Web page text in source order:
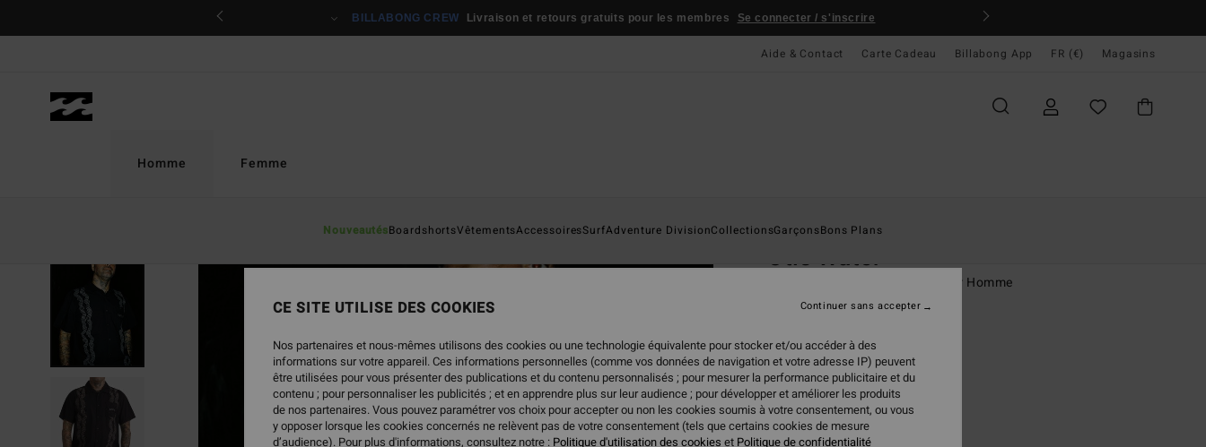
BILLABONG CREW Livraison et retours gratuits pour les membres Se connecter / s'inscrire
Aide & Contact Carte Cadeau Billabong App FR (€) Magasins
Homme
NouveautésBoardshortsVêtementsAccessoiresSurfAdventure DivisionCollectionsGarçonsBons Plans
Femme
RUPTURE DE STOCK
Otis Water
Chemise à manches courtes Noir Homme
CouleurBlack
CE SITE UTILISE DES COOKIES
Nos partenaires et nous-mêmes utilisons des cookies ou une technologie équivalente pour stocker et/ou accéder à des
informations sur votre appareil. Ces informations personnelles (comme vos données de navigation et votre adresse IP) peuvent
être utilisées pour vous présenter des publications et du contenu personnalisés ; pour mesurer la performance publicitaire et du
contenu ; pour personnaliser les publicités ; et en apprendre plus sur leur audience ; pour développer et améliorer les produits
de nos partenaires. Vous pouvez paramétrer vos choix pour accepter ou non les cookies soumis à votre consentement, ou vous
y opposer lorsque les cookies concernés ne relèvent pas de votre consentement (tels que certains cookies de mesure
d’audience). Pour plus d'informations, consultez notre : Politique d'utilisation des cookies et Politique de confidentialité
Continuer sans accepter